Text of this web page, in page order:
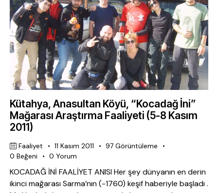
Kütahya, Anasultan Köyü, “Kocadağ İni”
Mağarası Araştırma Faaliyeti (5-8 Kasım
2011)
Faaliyet 11 Kasım 2011 97 Görüntüleme
0 Beğeni 0 Yorum
KOCADAĞ İNİ FAALİYET ANISI Her şey dünyanın en derin
ikinci mağarası Sarma’nın (-1760) keşif haberiyle başladı .